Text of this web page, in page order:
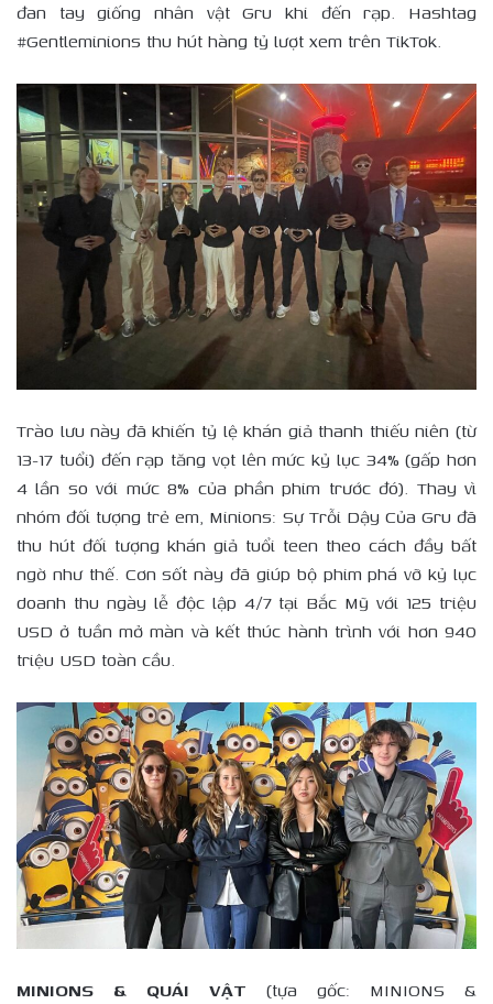
đan tay giống nhân vật Gru khi đến rạp. Hashtag
#Gentleminions thu hút hàng tỷ lượt xem trên TikTok.
Trào lưu này đã khiến tỷ lệ khán giả thanh thiếu niên (từ
13-17 tuổi) đến rạp tăng vọt lên mức kỷ lục 34% (gấp hơn
4 lần so với mức 8% của phần phim trước đó). Thay vì
nhóm đối tượng trẻ em, Minions: Sự Trỗi Dậy Của Gru đã
thu hút đối tượng khán giả tuổi teen theo cách đầy bất
ngờ như thế. Cơn sốt này đã giúp bộ phim phá vỡ kỷ lục
doanh thu ngày lễ độc lập 4/7 tại Bắc Mỹ với 125 triệu
USD ở tuần mở màn và kết thúc hành trình với hơn 940
triệu USD toàn cầu.
MINIONS & QUÁI VẬT (tựa gốc: MINIONS &